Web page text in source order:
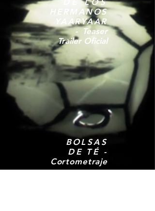
DE LOS
HERMANOS
YAARYAAR
- Teaser
Trailer Oficial
BOLSAS
DE TÉ -
Cortometraje